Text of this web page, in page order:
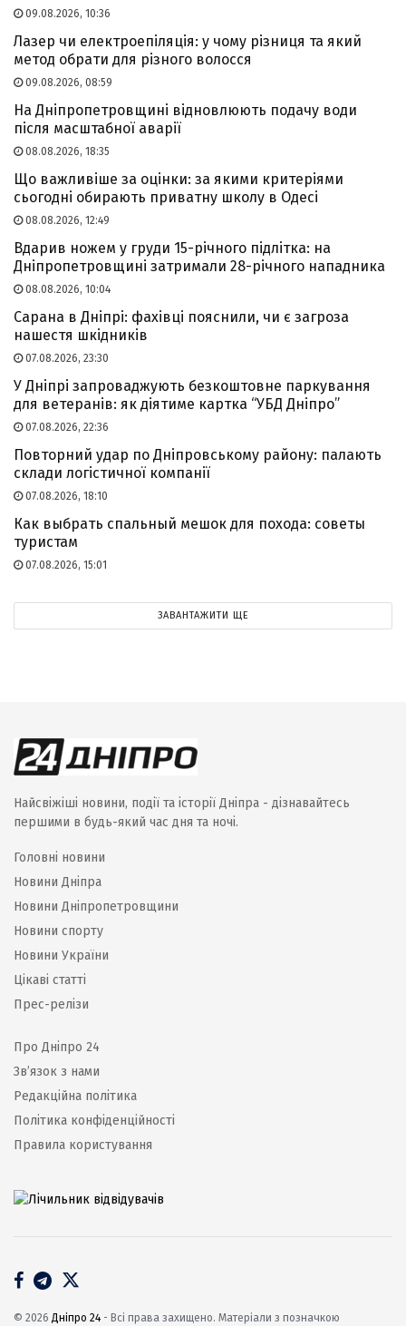
09.08.2026, 10:36
Лазер чи електроепіляція: у чому різниця та який
метод обрати для різного волосся
09.08.2026, 08:59
На Дніпропетровщині відновлюють подачу води
після масштабної аварії
08.08.2026, 18:35
Що важливіше за оцінки: за якими критеріями
сьогодні обирають приватну школу в Одесі
08.08.2026, 12:49
Вдарив ножем у груди 15-річного підлітка: на
Дніпропетровщині затримали 28-річного нападника
08.08.2026, 10:04
Сарана в Дніпрі: фахівці пояснили, чи є загроза
нашестя шкідників
07.08.2026, 23:30
У Дніпрі запроваджують безкоштовне паркування
для ветеранів: як діятиме картка “УБД Дніпро”
07.08.2026, 22:36
Повторний удар по Дніпровському району: палають
склади логістичної компанії
07.08.2026, 18:10
Как выбрать спальный мешок для похода: советы
туристам
07.08.2026, 15:01
ЗАВАНТАЖИТИ ЩЕ
Найсвіжіші новини, події та історії Дніпра - дізнавайтесь
першими в будь-який час дня та ночі.
Головні новини
Новини Дніпра
Новини Дніпропетровщини
Новини спорту
Новини України
Цікаві статті
Прес-релізи
Про Дніпро 24
Зв’язок з нами
Редакційна політика
Політика конфіденційності
Правила користування
© 2026 Дніпро 24 - Всі права захищено. Матеріали з позначкою